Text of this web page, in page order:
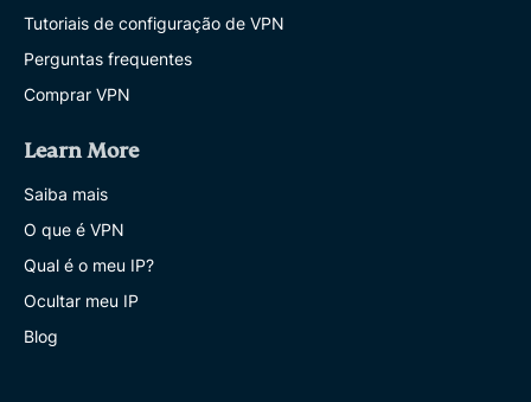
Tutoriais de configuração de VPN
Perguntas frequentes
Comprar VPN
Learn More
Saiba mais
O que é VPN
Qual é o meu IP?
Ocultar meu IP
Blog